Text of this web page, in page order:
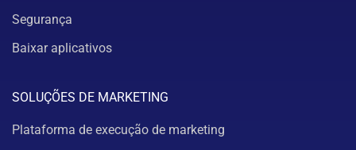
Segurança
Baixar aplicativos
SOLUÇÕES DE MARKETING
Plataforma de execução de marketing